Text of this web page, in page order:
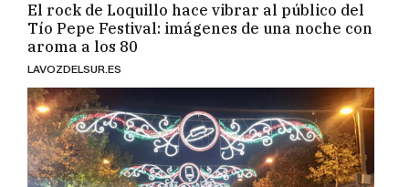
El rock de Loquillo hace vibrar al público del
Tío Pepe Festival: imágenes de una noche con
aroma a los 80
LAVOZDELSUR.ES